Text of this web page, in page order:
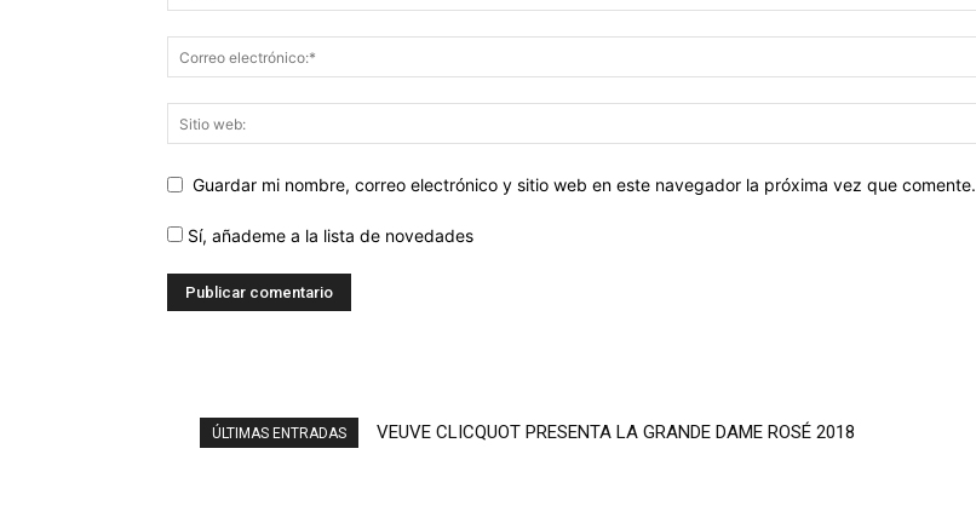
Guardar mi nombre, correo electrónico y sitio web en este navegador la próxima vez que comente.
Sí, añademe a la lista de novedades
ÚLTIMAS ENTRADAS VEUVE CLICQUOT PRESENTA LA GRANDE DAME ROSÉ 2018
ARROPE (EN RUEDA) LA PERFECTA PARADA GASTRONÓMICA DE LA A-6